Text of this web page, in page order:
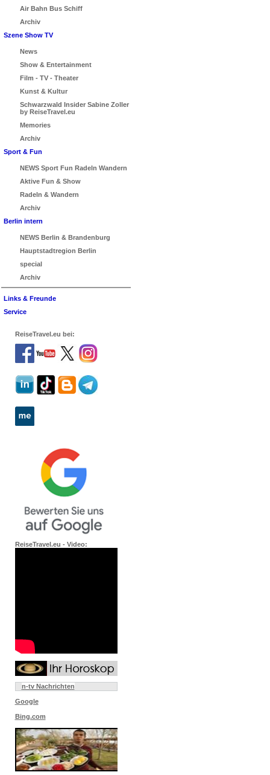
Air Bahn Bus Schiff
Archiv
Szene Show TV
News
Show & Entertainment
Film - TV - Theater
Kunst & Kultur
Schwarzwald Insider Sabine Zoller
by ReiseTravel.eu
Memories
Archiv
Sport & Fun
NEWS Sport Fun Radeln Wandern
Aktive Fun & Show
Radeln & Wandern
Archiv
Berlin intern
NEWS Berlin & Brandenburg
Hauptstadtregion Berlin
special
Archiv
Links & Freunde
Service
ReiseTravel.eu bei:
ReiseTravel.eu - Video:
n-tv Nachrichten
Google
Bing.com